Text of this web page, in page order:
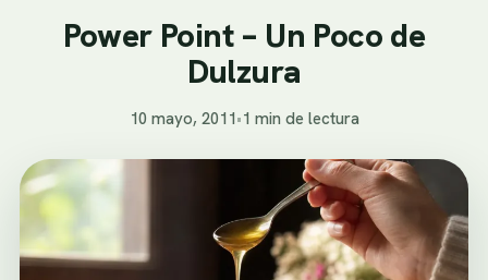
Power Point – Un Poco de
Dulzura
10 mayo, 2011•1 min de lectura